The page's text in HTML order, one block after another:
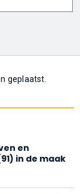
geplaatst.
en
in de maak